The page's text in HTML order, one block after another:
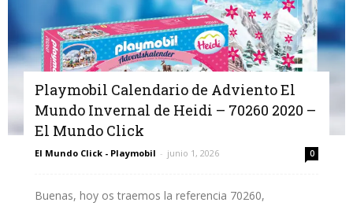
Playmobil Calendario de Adviento El
Mundo Invernal de Heidi – 70260 2020 –
El Mundo Click
El Mundo Click - Playmobil - junio 1, 2026 0
Buenas, hoy os traemos la referencia 70260,